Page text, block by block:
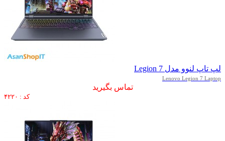
لپ تاپ لنوو مدل Legion 7
Lenovo Legion 7 Laptop
تماس بگیرید
کد : ۴۲۲۰